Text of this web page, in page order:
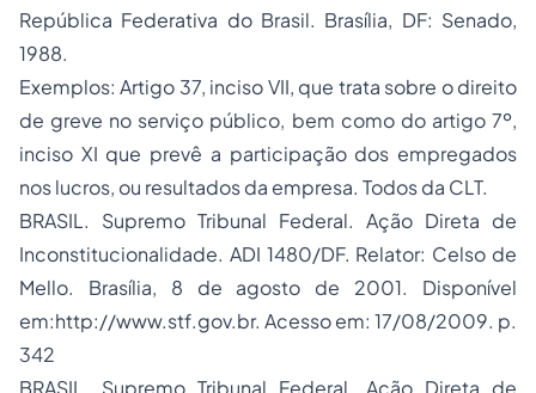
República Federativa do Brasil. Brasília, DF: Senado,
1988.
Exemplos: Artigo 37, inciso VII, que trata sobre o direito
de greve no serviço público, bem como do artigo 7º,
inciso XI que prevê a participação dos empregados
nos lucros, ou resultados da empresa. Todos da CLT.
BRASIL. Supremo Tribunal Federal. Ação Direta de
Inconstitucionalidade. ADI 1480/DF. Relator: Celso de
Mello. Brasília, 8 de agosto de 2001. Disponível
em:http://www.stf.gov.br. Acesso em: 17/08/2009. p.
342
BRASIL. Supremo Tribunal Federal. Ação Direta de